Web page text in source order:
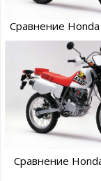
Сравнение
Сравнение